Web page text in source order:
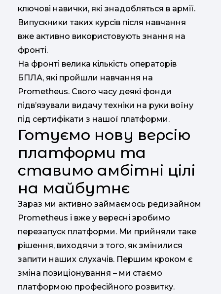
ключові навички, які знадобляться в армії.
Випускники таких курсів після навчання
вже активно використовують знання на
фронті.
На фронті велика кількість операторів
БПЛА, які пройшли навчання на
Prometheus. Свого часу деякі фонди
підв’язували видачу техніки на руки воїну
під сертифікати з нашої платформи.
Готуємо нову версію
платформи та
ставимо амбітні цілі
на майбутнє
Зараз ми активно займаємось редизайном
Prometheus і вже у вересні зробимо
перезапуск платформи. Ми прийняли таке
рішення, виходячи з того, як змінилися
запити наших слухачів. Першим кроком є
зміна позиціонування – ми стаємо
платформою професійного розвитку.